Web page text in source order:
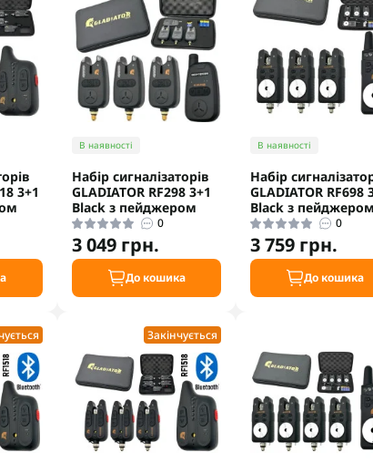
3+1
В наявності
Набір сигналізаторів
GLADIATOR RF298 3+1
Black з пейджером
0
3 049 грн.
До кошика
В наявності
Набір
GLADIATOR RF698
Black з пейджером
0
3 759 грн.
До кошика
Закінчується